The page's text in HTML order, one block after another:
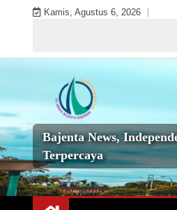
Kamis, Agustus 6, 2026
Bajenta News,
Terpercaya